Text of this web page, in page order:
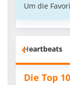
Um die
Heartbeats
Die Top